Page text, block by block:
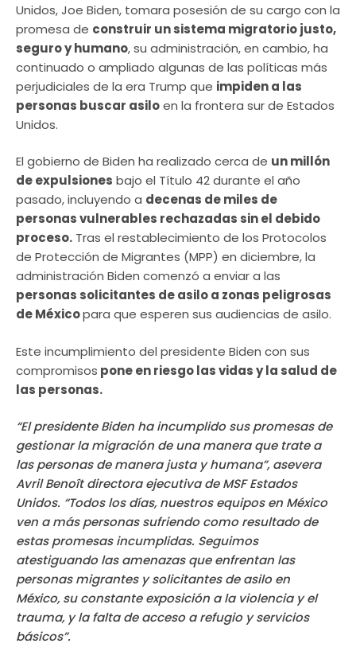
Unidos, Joe Biden, tomara posesión de su cargo con la
promesa de construir un sistema migratorio justo,
seguro y humano, su administración, en cambio, ha
continuado o ampliado algunas de las políticas más
perjudiciales de la era Trump que impiden a las
personas buscar asiloen la frontera sur de Estados
Unidos.
El gobierno de Biden ha realizado cerca de un millón
de expulsiones bajo el Título 42 durante el año
pasado, incluyendo a decenas de miles de
personas vulnerables rechazadas sin el debido
proceso. Tras el restablecimiento de los Protocolos
de Protección de Migrantes (MPP) en diciembre, la
administración Biden comenzó a enviar a las
personas solicitantes de asilo a zonas peligrosas
de Méxicopara que esperen sus audiencias de asilo.
Este incumplimiento del presidente Biden con sus
compromisos pone en riesgo las vidas y la salud de
las personas.
“El presidente Biden ha incumplido sus promesas de
gestionar la migración de una manera que trate a
las personas de manera justa y humana”, asevera
Avril Benoît directora ejecutiva de MSF Estados
Unidos. “Todos los días, nuestros equipos en México
ven a más personas sufriendo como resultado de
estas promesas incumplidas. Seguimos
atestiguando las amenazas que enfrentan las
personas migrantes y solicitantes de asilo en
México, su constante exposición a la violencia y el
trauma, y ​​la falta de acceso a refugio y servicios
básicos”.